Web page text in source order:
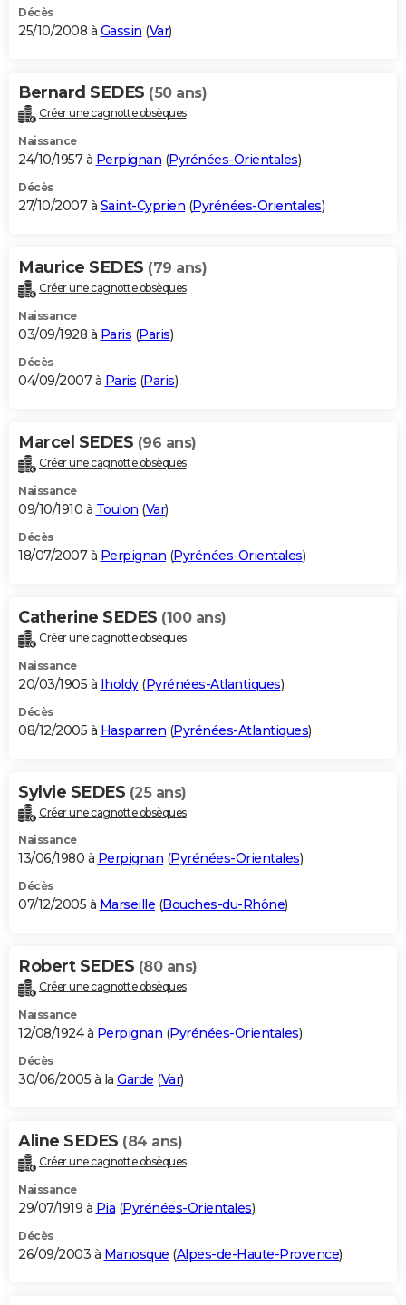
Décès
25/10/2008 à Gassin (Var)
Bernard SEDES (50 ans)
Créer une cagnotte obsèques
Naissance
24/10/1957 à Perpignan (Pyrénées-Orientales)
Décès
27/10/2007 à Saint-Cyprien (Pyrénées-Orientales)
Maurice SEDES (79 ans)
Créer une cagnotte obsèques
Naissance
03/09/1928 à Paris (Paris)
Décès
04/09/2007 à Paris (Paris)
Marcel SEDES (96 ans)
Créer une cagnotte obsèques
Naissance
09/10/1910 à Toulon (Var)
Décès
18/07/2007 à Perpignan (Pyrénées-Orientales)
Catherine SEDES (100 ans)
Créer une cagnotte obsèques
Naissance
20/03/1905 à Iholdy(Pyrénées-Atlantiques)
Décès
08/12/2005 à Hasparren (Pyrénées-Atlantiques)
Sylvie SEDES (25 ans)
Créer une cagnotte obsèques
Naissance
13/06/1980 à Perpignan (Pyrénées-Orientales)
Décès
07/12/2005 à Marseille (Bouches-du-Rhône)
Robert SEDES (80 ans)
Créer une cagnotte obsèques
Naissance
12/08/1924 à Perpignan (Pyrénées-Orientales)
Décès
30/06/2005 à la Garde (Var)
Aline SEDES (84 ans)
Créer une cagnotte obsèques
Naissance
29/07/1919 à Pia (Pyrénées-Orientales)
Décès
26/09/2003 à Manosque (Alpes-de-Haute-Provence)